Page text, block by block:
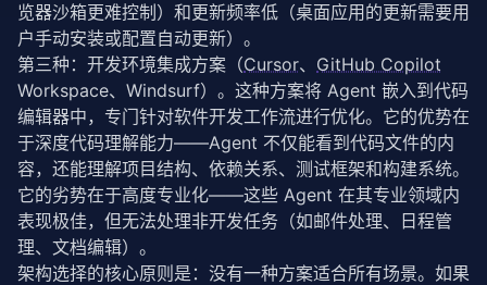
览器沙箱更难控制）和更新频率低（桌面应用的更新需要用
户手动安装或配置自动更新）。
第三种：开发环境集成方案（Cursor、 GitHub Copilot
Workspace、Windsurf）。这种方案将 Agent 嵌入到代码
编辑器中，专门针对软件开发工作流进行优化。它的优势在
于深度代码理解能力——Agent 不仅能看到代码文件的内
容，还能理解项目结构、依赖关系、测试框架和构建系统。
它的劣势在于高度专业化——这些 Agent 在其专业领域内
表现极佳，但无法处理非开发任务（如邮件处理、日程管
理、文档编辑）。
架构选择的核心原则是：没有一种方案适合所有场景。如果